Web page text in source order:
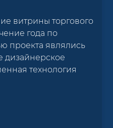
витрины торгового
года по
проекта являлись
дизайнерское
технология